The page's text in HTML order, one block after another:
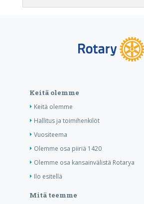
Keitä olemme
Keitä olemme
Hallitus ja toimihenkilöt
Vuositeema
Olemme osa piiriä 1420
Olemme osa kansainvälistä Rotarya
Ilo esitellä
Mitä teemme